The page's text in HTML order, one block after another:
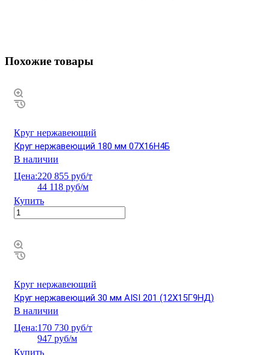
Похожие товары
Круг нержавеющий
Круг нержавеющий 180 мм 07Х16Н4Б
В наличии
Цена:220 855 руб/т
44 118 руб/м
Купить
Круг нержавеющий
Круг нержавеющий 30 мм AISI 201 (12Х15Г9НД)
В наличии
Цена:170 730 руб/т
947 руб/м
Купить